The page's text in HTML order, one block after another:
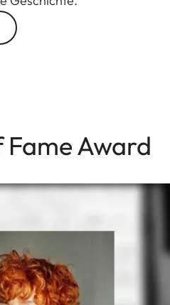
Fame Award